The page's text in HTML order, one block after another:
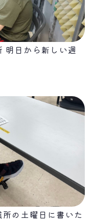
明日から新しい週
の土曜日に書いた